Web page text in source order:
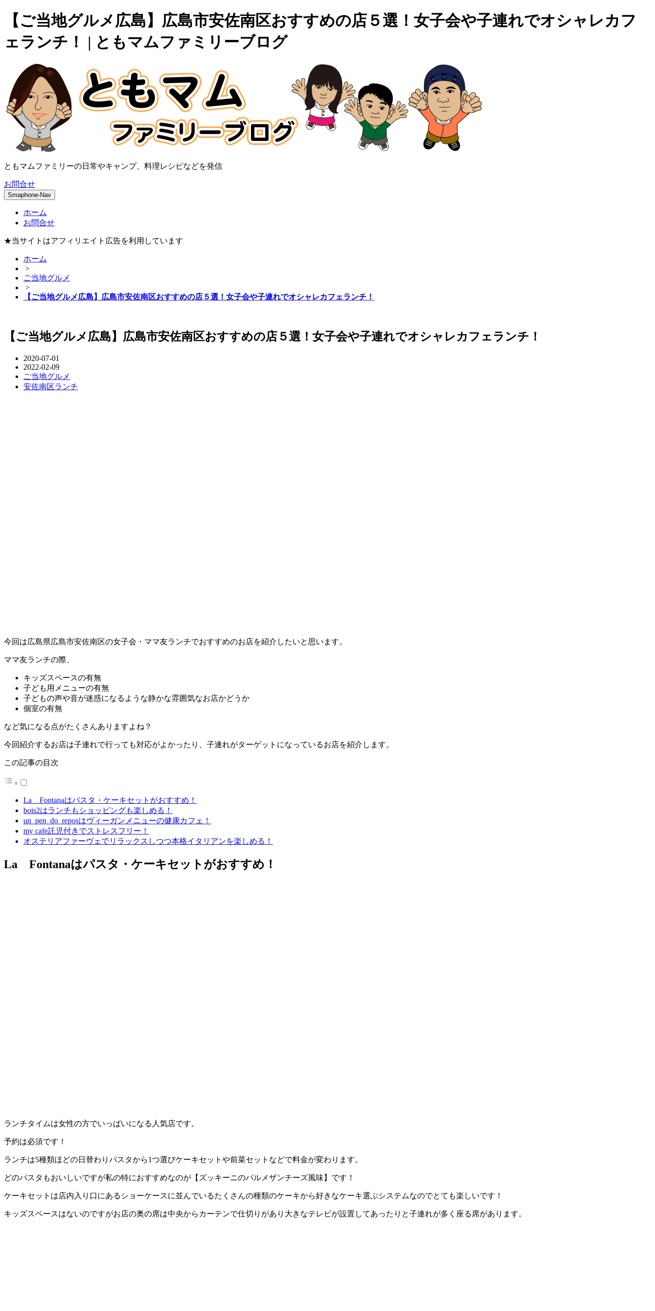
【ご当地グルメ広島】広島市安佐南区おすすめの店５選！女子会や子連れでオシャレカフ
ェランチ！ | ともマムファミリーブログ
ともマムファミリーの日常やキャンプ、料理レシピなどを発信
お問合せ
Smaphone-Nav
ホーム
お問合せ
★当サイトはアフィリエイト広告を利用しています
ホーム
>
ご当地グルメ
>
【ご当地グルメ広島】広島市安佐南区おすすめの店５選！女子会や子連れでオシャレカフェランチ！
【ご当地グルメ広島】広島市安佐南区おすすめの店５選！女子会や子連れでオシャレカフェランチ！
2020-07-01
2022-02-09
ご当地グルメ
安佐南区ランチ
今回は広島県広島市安佐南区の女子会・ママ友ランチでおすすめのお店を紹介したいと思います。
ママ友ランチの際、
キッズスペースの有無
子ども用メニューの有無
子どもの声や音が迷惑になるような静かな雰囲気なお店かどうか
個室の有無
など気になる点がたくさんありますよね？
今回紹介するお店は子連れで行っても対応がよかったり、子連れがターゲットになっているお店を紹介します。
この記事の目次
La Fontanaはパスタ・ケーキセットがおすすめ！
bois2はランチもショッピングも楽しめる！
un_pen_do_reposはヴィーガンメニューの健康カフェ！
my cafe託児付きでストレスフリー！
オステリアファーヴェでリラックスしつつ本格イタリアンを楽しめる！
La Fontanaはパスタ・ケーキセットがおすすめ！
ランチタイムは女性の方でいっぱいになる人気店です。
予約は必須です！
ランチは5種類ほどの日替わりパスタから1つ選びケーキセットや前菜セットなどで料金が変わります。
どのパスタもおいしいですが私の特におすすめなのが【ズッキーニのパルメザンチーズ風味】です！
ケーキセットは店内入り口にあるショーケースに並んでいるたくさんの種類のケーキから好きなケーキ選ぶシステムなのでとても楽しいです！
キッズスペースはないのですがお店の奥の席は中央からカーテンで仕切りがあり大きなテレビが設置してあったりと子連れが多く座る席があります。